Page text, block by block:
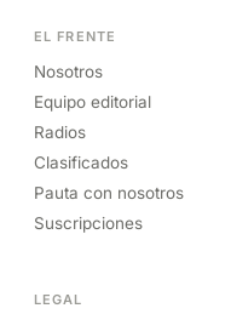
EL FRENTE
Nosotros
Equipo editorial
Radios
Clasificados
Pauta con nosotros
Suscripciones
LEGAL